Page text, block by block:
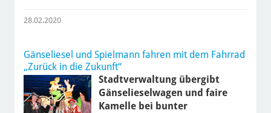
28.02.2020
Gänseliesel und Spielmann fahren mit dem Fahrrad
„Zurück in die Zukunft“
Stadtverwaltung übergibt
Gänselieselwagen und faire
Kamelle bei bunter